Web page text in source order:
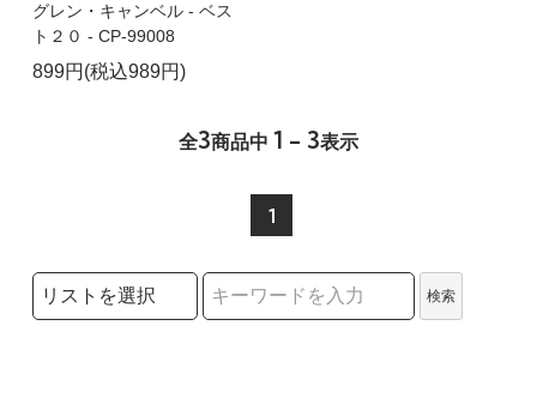
グレン・キャンベル - ベス
ト２０ - CP-99008
899円(税込989円)
全3商品中 1 - 3表示
1
検索リストの選択
検索